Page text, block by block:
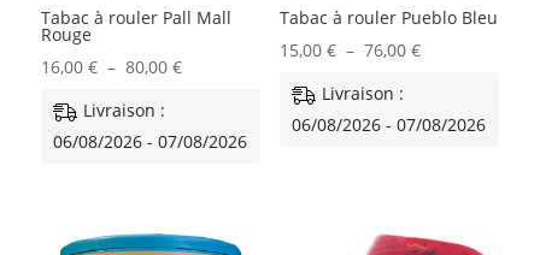
Tabac à rouler Pall Mall
Rouge
16,00 € – 80,00 €Plage
Livraison :
06/08/2026 - 07/08/2026
Tabac à rouler Pueblo Bleu
15,00 € – 76,00 €Plage
Livraison :
06/08/2026 - 07/08/2026